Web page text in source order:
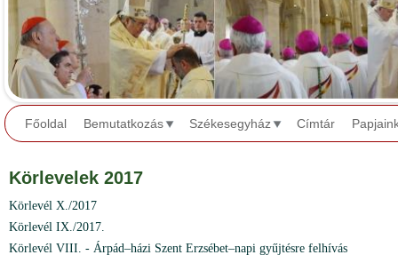
Főoldal Bemutatkozás Székesegyház Címtár
Körlevelek 2017
Körlevél X./2017
Körlevél IX./2017.
Körlevél VIII. - Árpád–házi Szent Erzsébet–napi gyűjtésre felhívás